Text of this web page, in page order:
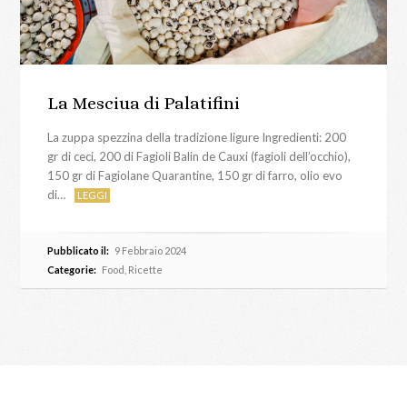
La Mesciua di Palatifini
La zuppa spezzina della tradizione ligure Ingredienti: 200
gr di ceci, 200 di Fagioli Balin de Cauxi (fagioli dell’occhio),
150 gr di Fagiolane Quarantine, 150 gr di farro, olio evo
di…
LEGGI
Pubblicato il: 9 Febbraio 2024
Categorie: Food Ricette